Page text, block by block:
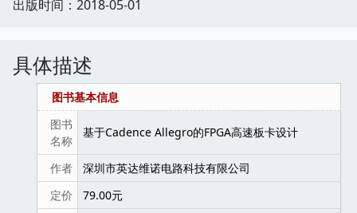
出版时间：2018-05-01
具体描述
图书基本信息
图书
名称
基于Cadence Allegro的FPGA高速板卡设计
作者
深圳市英达维诺电路科技有限公司
定价
79.00元